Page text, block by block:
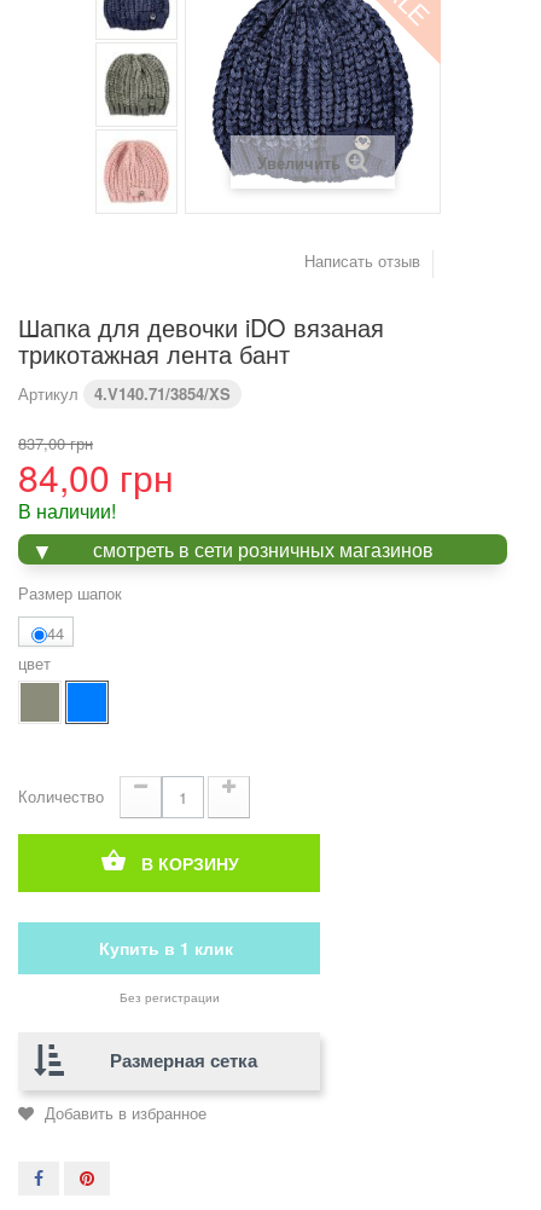
Увеличить
Написать отзыв
Шапка для девочки iDO вязаная
трикотажная лента бант
Артикул 4.V140.71/3854/XS
837,00 грн
84,00 грн
В наличии!
смотреть в сети розничных магазинов
Размер шапок
44
цвет
Количество
В КОРЗИНУ
Купить в 1 клик
Без регистрации
(см)
Вес (кг) 6 8 9,2 10,2
Предупреждение : размеры тела, а не одежды
Размерная сетка
Добавить в избранное